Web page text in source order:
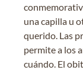
una capilla u
querido. Las
permite a los
cuándo. El